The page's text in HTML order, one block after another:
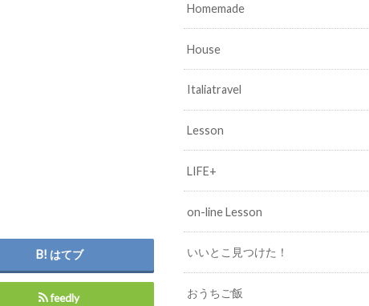
はてブ
feedly
Homemade
House
Italiatravel
Lesson
LIFE+
on-line Lesson
いいとこ見つけた！
おうちご飯